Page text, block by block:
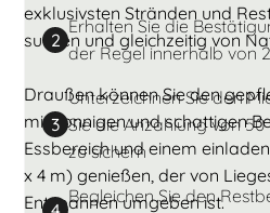
exklusivsten Stränden und
suchen und gleichzeitig von
Draußen können Sie den
mit sonnigen und schattigen
Essbereich und einem
x 4 m) genießen, der von
Entspannen umgeben ist.
2
Erhalten Sie die
der Regel innerhalb von
3
Unterzeichnen Sie den
Sie die Anzahlung von
zu sichern
Begleichen Sie den